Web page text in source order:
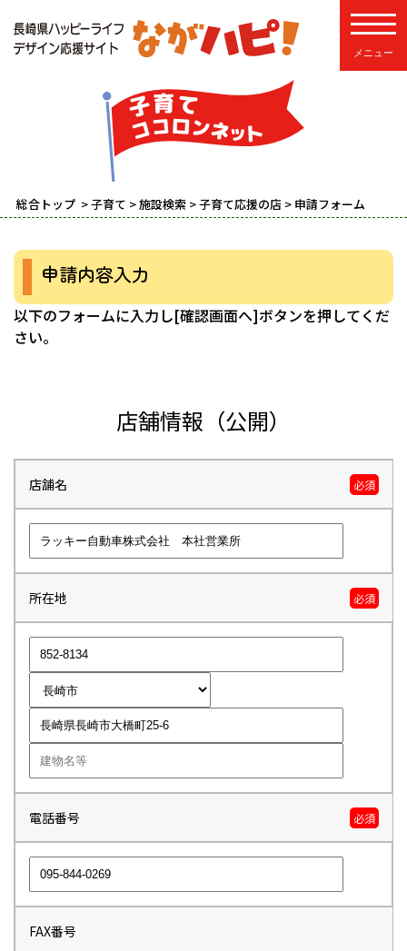
総合トップ >子育て >施設検索 >子育て応援の店 > 申請フォーム
申請内容入力
以下のフォームに入力し[確認画面へ]ボタンを押してくだ
さい。
店舗情報（公開）
店舗名 必須
所在地 必須
電話番号 必須
FAX番号